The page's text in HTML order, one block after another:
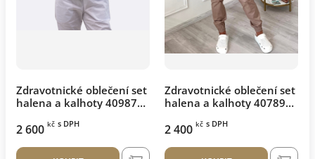
Zdravotnické oblečení set
halena a kalhoty 40987
2 600 kč s DPH
Zdravotnické oblečení set
halena a kalhoty 40789
2 400 kč s DPH